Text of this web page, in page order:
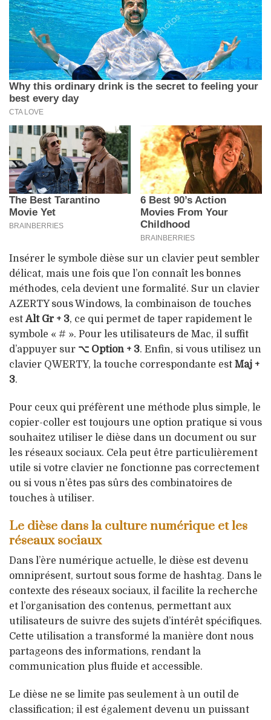
Insérer le symbole dièse sur un clavier peut sembler
délicat, mais une fois que l’on connaît les bonnes
méthodes, cela devient une formalité. Sur un clavier
AZERTY sous Windows, la combinaison de touches
est Alt Gr + 3, ce qui permet de taper rapidement le
symbole « # ». Pour les utilisateurs de Mac, il suffit
d’appuyer sur ⌥ Option + 3. Enfin, si vous utilisez un
clavier QWERTY, la touche correspondante est Maj +
3.
Pour ceux qui préfèrent une méthode plus simple, le
copier-coller est toujours une option pratique si vous
souhaitez utiliser le dièse dans un document ou sur
les réseaux sociaux. Cela peut être particulièrement
utile si votre clavier ne fonctionne pas correctement
ou si vous n’êtes pas sûrs des combinatoires de
touches à utiliser.
Le dièse dans la culture numérique et les
réseaux sociaux
Dans l’ère numérique actuelle, le dièse est devenu
omniprésent, surtout sous forme de hashtag. Dans le
contexte des réseaux sociaux, il facilite la recherche
et l’organisation des contenus, permettant aux
utilisateurs de suivre des sujets d’intérêt spécifiques.
Cette utilisation a transformé la manière dont nous
partageons des informations, rendant la
communication plus fluide et accessible.
Le dièse ne se limite pas seulement à un outil de
classification; il est également devenu un puissant